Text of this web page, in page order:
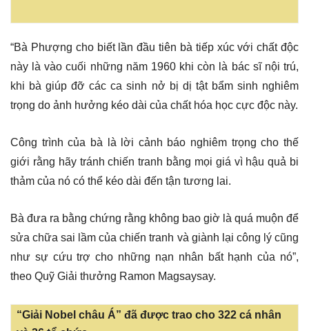
“Bà Phượng cho biết lần đầu tiên bà tiếp xúc với chất độc
này là vào cuối những năm 1960 khi còn là bác sĩ nội trú,
khi bà giúp đỡ các ca sinh nở bị dị tật bẩm sinh nghiêm
trọng do ảnh hưởng kéo dài của chất hóa học cực độc này.
Công trình của bà là lời cảnh báo nghiêm trọng cho thế
giới rằng hãy tránh chiến tranh bằng mọi giá vì hậu quả bi
thảm của nó có thể kéo dài đến tận tương lai.
Bà đưa ra bằng chứng rằng không bao giờ là quá muộn để
sửa chữa sai lầm của chiến tranh và giành lại công lý cũng
như sự cứu trợ cho những nạn nhân bất hạnh của nó”,
theo Quỹ Giải thưởng Ramon Magsaysay.
“Giải Nobel châu Á” đã được trao cho 322 cá nhân